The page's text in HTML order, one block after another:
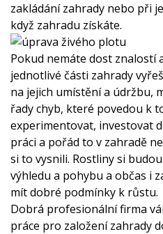
zakládání zahrady nebo při
když zahradu získáte.
Pokud nemáte dost znalostí
jednotlivé části zahrady
na jejich umístění a údržbu,
řady chyb, které povedou k
experimentovat, investovat
práci a pořád to v zahradě
si to vysnili. Rostliny si
výhledu a pohybu a občas i
mít dobré podmínky k růstu.
Dobrá profesionální firma
práce pro založení zahrady